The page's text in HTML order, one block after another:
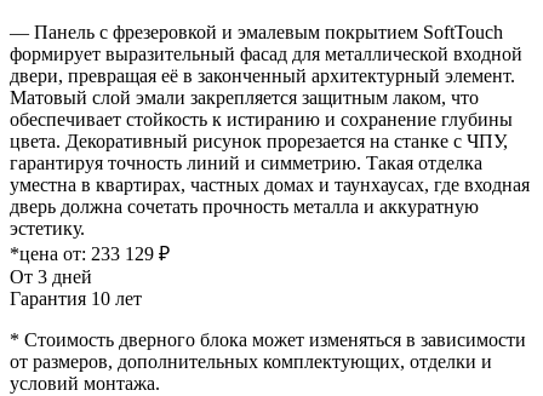
— Панель с фрезеровкой и эмалевым покрытием SoftTouch
формирует выразительный фасад для металлической входной
двери, превращая её в законченный архитектурный элемент.
Матовый слой эмали закрепляется защитным лаком, что
обеспечивает стойкость к истиранию и сохранение глубины
цвета. Декоративный рисунок прорезается на станке с ЧПУ,
гарантируя точность линий и симметрию. Такая отделка
уместна в квартирах, частных домах и таунхаусах, где входная
дверь должна сочетать прочность металла и аккуратную
эстетику.
*цена от: 233 129 ₽
От 3 дней
Гарантия 10 лет
* Стоимость дверного блока может изменяться в зависимости
от размеров, дополнительных комплектующих, отделки и
условий монтажа.